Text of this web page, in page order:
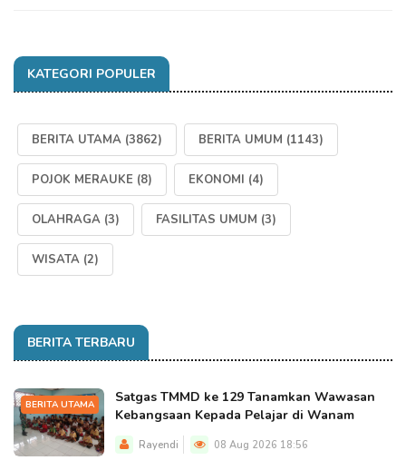
KATEGORI POPULER
BERITA UTAMA (3862) BERITA UMUM (1143)
POJOK MERAUKE (8) EKONOMI (4)
OLAHRAGA (3) FASILITAS UMUM (3)
WISATA (2)
BERITA TERBARU
BERITA UTAMA
Satgas TMMD ke 129 Tanamkan Wawasan
Kebangsaan Kepada Pelajar di Wanam
Rayendi 08 Aug 2026 18:56